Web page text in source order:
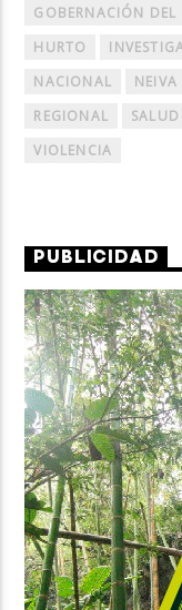
GOBERNACIÓN DEL
HURTO
NACIONAL
NEIVA
REGIONAL
SALUD
VIOLENCIA
PUBLICIDAD